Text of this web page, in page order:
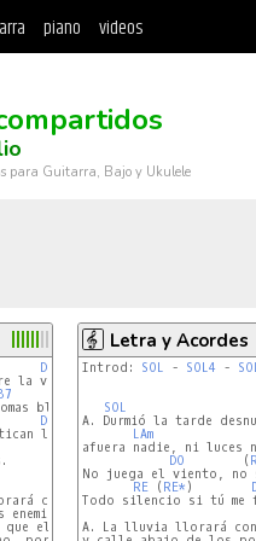
piano videos
para Guitarra, Bajo y Ukulele
D/F#
la ventana,
blancas.
D/F#
las campanas,
conmigo,
que el olvido,
Letra y Acordes
Introd: SOL - SOL4 -
SOL
A. Durmió la tarde
LAm
afuera nadie, ni luces
DO
        (
No juega el viento, no
RE ( RE* )
Todo silencio si tú me
A. La lluvia llorará